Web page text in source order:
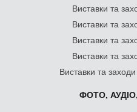
Виставки та
Виставки та
Виставки та
Виставки та
Виставки та
ФОТО,